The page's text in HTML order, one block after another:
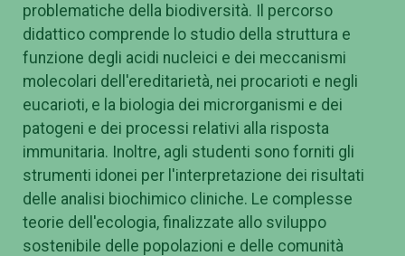
problematiche della biodiversità. Il percorso
didattico comprende lo studio della struttura e
funzione degli acidi nucleici e dei meccanismi
molecolari dell'ereditarietà, nei procarioti e negli
eucarioti, e la biologia dei microrganismi e dei
patogeni e dei processi relativi alla risposta
immunitaria. Inoltre, agli studenti sono forniti gli
strumenti idonei per l'interpretazione dei risultati
delle analisi biochimico cliniche. Le complesse
teorie dell'ecologia, finalizzate allo sviluppo
sostenibile delle popolazioni e delle comunità